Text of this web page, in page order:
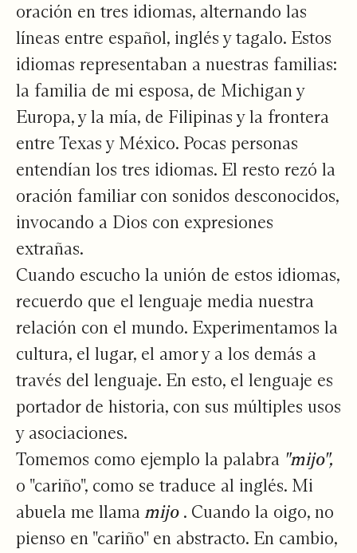
oración en tres idiomas, alternando las
líneas entre español, inglés y tagalo. Estos
idiomas representaban a nuestras familias:
la familia de mi esposa, de Michigan y
Europa, y la mía, de Filipinas y la frontera
entre Texas y México. Pocas personas
entendían los tres idiomas. El resto rezó la
oración familiar con sonidos desconocidos,
invocando a Dios con expresiones
extrañas.
Cuando escucho la unión de estos idiomas,
recuerdo que el lenguaje media nuestra
relación con el mundo. Experimentamos la
cultura, el lugar, el amor y a los demás a
través del lenguaje. En esto, el lenguaje es
portador de historia, con sus múltiples usos
y asociaciones.
Tomemos como ejemplo la palabra "mijo",
o "cariño", como se traduce al inglés. Mi
abuela me llamamijo . Cuando la oigo, no
pienso en "cariño" en abstracto. En cambio,